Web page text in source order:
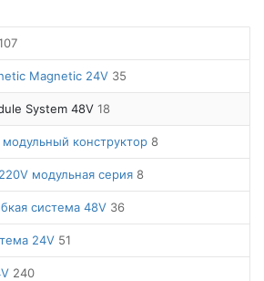
Magnetic 24V 35
System 48V 18
конструктор 8
модульная серия 8
система 48V 36
24V 51
240